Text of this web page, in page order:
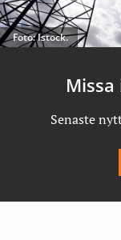
Foto: Istock.
Senaste